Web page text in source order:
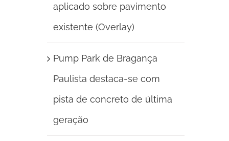
aplicado sobre pavimento
existente (Overlay)
Pump Park de Bragança
Paulista destaca-se com
pista de concreto de última
geração